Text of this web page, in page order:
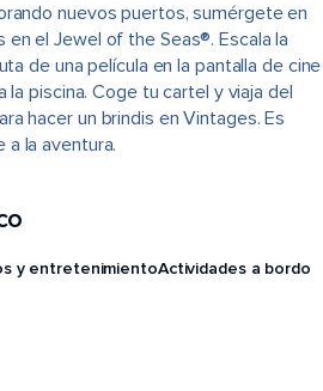
nuevos puertos, sumérgete en
el Jewel of the Seas®. Escala la
de una película en la pantalla de cine
la piscina. Coge tu cartel y viaja del
hacer un brindis en Vintages. Es
la aventura.
y entretenimientoActividades a bordo